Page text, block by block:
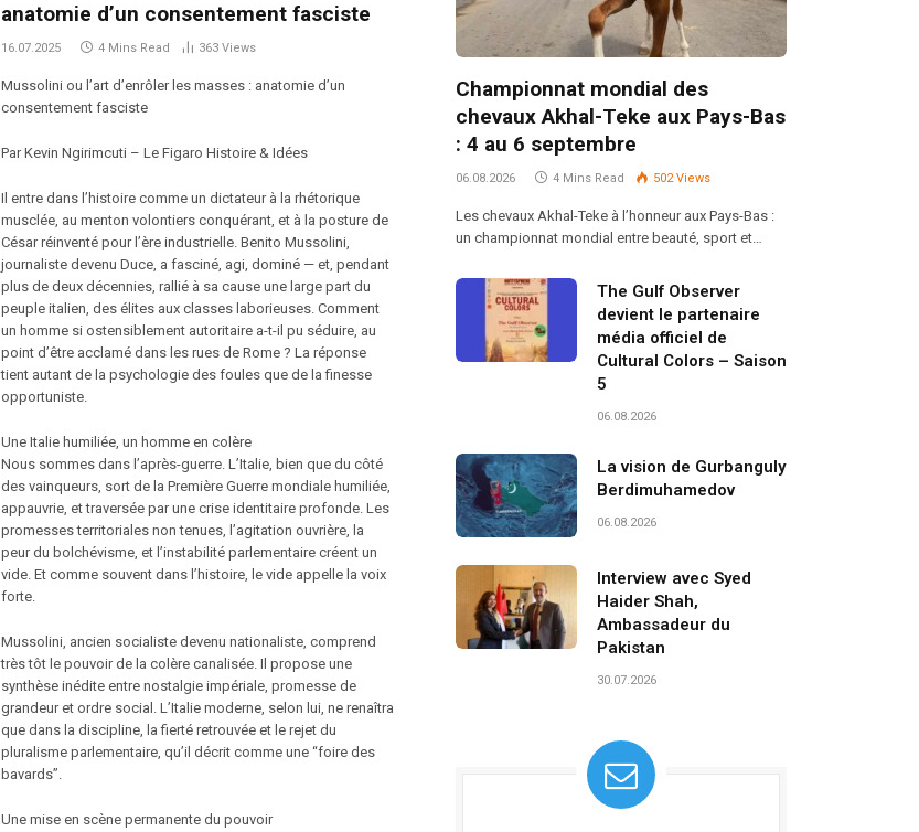
anatomie d’un consentement fasciste
16.07.2025 4 Mins Read 363 Views
Mussolini ou l’art d’enrôler les masses : anatomie d’un
consentement fasciste
Par Kevin Ngirimcuti – Le Figaro Histoire & Idées
Il entre dans l’histoire comme un dictateur à la rhétorique
musclée, au menton volontiers conquérant, et à la posture de
César réinventé pour l’ère industrielle. Benito Mussolini,
journaliste devenu Duce, a fasciné, agi, dominé — et, pendant
plus de deux décennies, rallié à sa cause une large part du
peuple italien, des élites aux classes laborieuses. Comment
un homme si ostensiblement autoritaire a-t-il pu séduire, au
point d’être acclamé dans les rues de Rome ? La réponse
tient autant de la psychologie des foules que de la finesse
opportuniste.
Une Italie humiliée, un homme en colère
Nous sommes dans l’après-guerre. L’Italie, bien que du côté
des vainqueurs, sort de la Première Guerre mondiale humiliée,
appauvrie, et traversée par une crise identitaire profonde. Les
promesses territoriales non tenues, l’agitation ouvrière, la
peur du bolchévisme, et l’instabilité parlementaire créent un
vide. Et comme souvent dans l’histoire, le vide appelle la voix
forte.
Mussolini, ancien socialiste devenu nationaliste, comprend
très tôt le pouvoir de la colère canalisée. Il propose une
synthèse inédite entre nostalgie impériale, promesse de
grandeur et ordre social. L’Italie moderne, selon lui, ne renaîtra
que dans la discipline, la fierté retrouvée et le rejet du
pluralisme parlementaire, qu’il décrit comme une “foire des
bavards”.
Une mise en scène permanente du pouvoir
Championnat mondial des
chevaux Akhal-Teke aux Pays-Bas
: 4 au 6 septembre
06.08.2026 4 Mins Read 502Views
Les chevaux Akhal-Teke à l’honneur aux Pays-Bas :
un championnat mondial entre beauté, sport et…
The Gulf Observer
devient le partenaire
média officiel de
Cultural Colors – Saison
5
06.08.2026
La vision de Gurbanguly
Berdimuhamedov
06.08.2026
Interview avec Syed
Haider Shah,
Ambassadeur du
Pakistan
30.07.2026